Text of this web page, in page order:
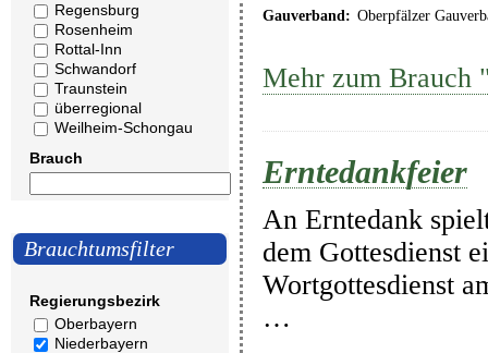
Regensburg
Rosenheim
Rottal-Inn
Schwandorf
Traunstein
überregional
Weilheim-Schongau
Brauch
Brauchtumsfilter
Regierungsbezirk
Oberbayern
Niederbayern
Gauverband: Oberpfälzer
Mehr zum Brauch
Erntedankfeier
An Erntedank
dem Gottesdienst
Wortgottesdienst
…